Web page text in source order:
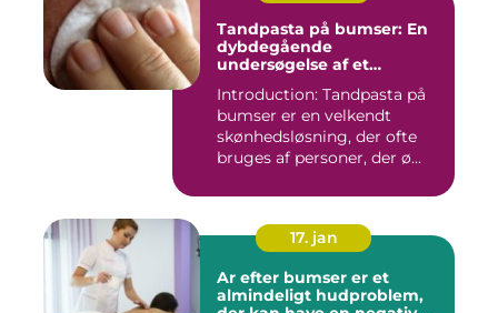
Tandpasta på bumser: En
dybdegående
undersøgelse af et
Introduction: Tandpasta på
bumser er en velkendt
skønhedsløsning, der ofte
bruges af personer, der ø...
17. jan
Ar efter bumser er et
almindeligt hudproblem,